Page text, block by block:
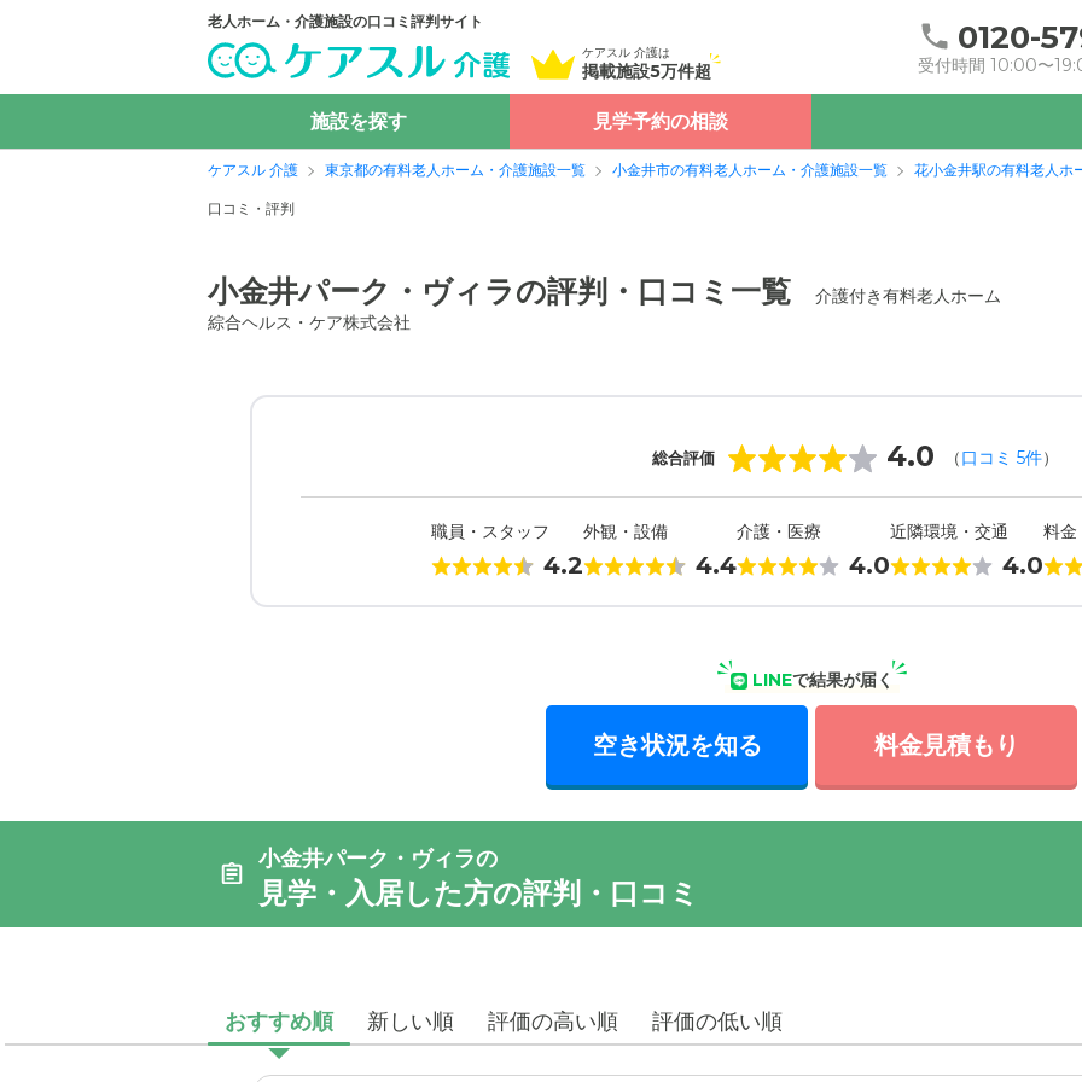
老人ホーム・介護施設の口コミ評判サイト
ケアスル 介護は
掲載施設5万件超
0120-
受付時間 10:00〜
施設を探す 見学予約の相談
ケアスル 介護 東京都の有料老人ホーム・介護施設一覧 小金井市の有料老人ホーム・介護施設一覧 花小金井駅の有料老人ホ
口コミ・評判
小金井パーク・ヴィラの評判・口コミ一覧
介護付き有料老人ホーム
綜合ヘルス・ケア株式会社
総合評価 4.0 （口コミ 5件）
職員・スタッフ
4.2
外観・設備
4.4
介護・医療
4.0
近隣環境・交通
4.0
料金
LINEで結果が届く
空き状況を知る 料金見積もり
小金井パーク・ヴィラの
見学・入居した方の評判・口コミ
おすすめ順 新しい順 評価の高い順 評価の低い順